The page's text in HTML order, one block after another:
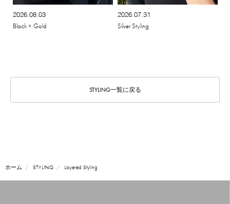
2026.08.03
Black × Gold
2026.07.31
Silver Styling
STYLING一覧に戻る
ホーム STYLING Layered Styling